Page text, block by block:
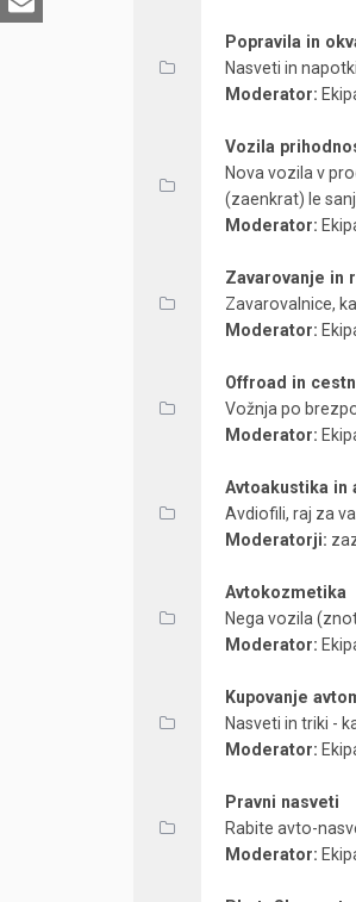
Popravila in
Nasveti in
Moderator:
Vozila
Nova vozila v
(zaenkrat) le
Moderator:
Zavarovanje in
Zavarovalnice,
Moderator:
Offroad in
Vožnja po
Moderator:
Avtoakustika in
Avdiofili, raj za
Moderatorji:
Avtokozmetika
Nega vozila
Moderator:
Kupovanje
Nasveti in triki -
Moderator:
Pravni nasveti
Rabite avto-
Moderator: